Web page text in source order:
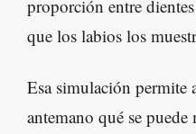
proporción entre
que los labios los
Esa simulación permite
antemano qué se puede